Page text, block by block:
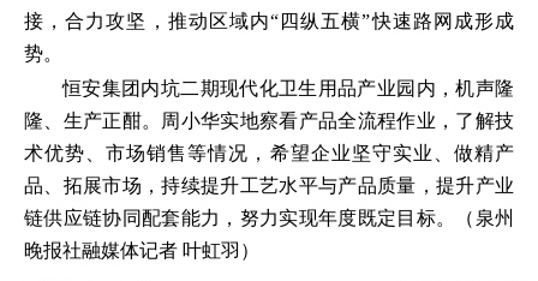
接，合力攻坚，推动区域内“四纵五横”快速路网成形成
势。
恒安集团内坑二期现代化卫生用品产业园内，机声隆
隆、生产正酣。周小华实地察看产品全流程作业，了解技
术优势、市场销售等情况，希望企业坚守实业、做精产
品、拓展市场，持续提升工艺水平与产品质量，提升产业
链供应链协同配套能力，努力实现年度既定目标。（泉州
晚报社融媒体记者 叶虹羽）